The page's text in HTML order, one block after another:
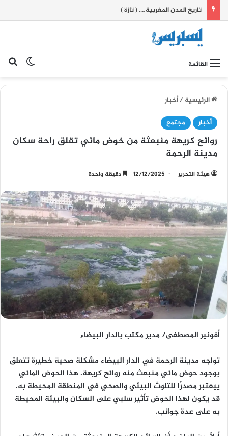
تاريخ المدن المغربية…. ( تازة )
القائمة
الرئيسية/أخبار
أخبار
مجتمع
روائح كريهة منبعثة من خوض مائي تقلق راحة سكان
مدينة الرحمة
هيئة التحرير 12/12/2025 دقيقة واحدة
أفونير المصطفى/ مدير مكتب بالدار البيضاء
تواجه مدينة الرحمة في الدار البيضاء مشكلة صحية خطيرة تتعلق
بوجود حوض مائي منبعث منه روائح كريهة. هذا الحوض المائي
ييعتبر مصدرًا للتلوث البيئي والصحي في المنطقة المحيطة به.
قد يكون لهذا الحوض تأثير سلبي على السكان والبيئة المحيطة
به على عدة جوانب.